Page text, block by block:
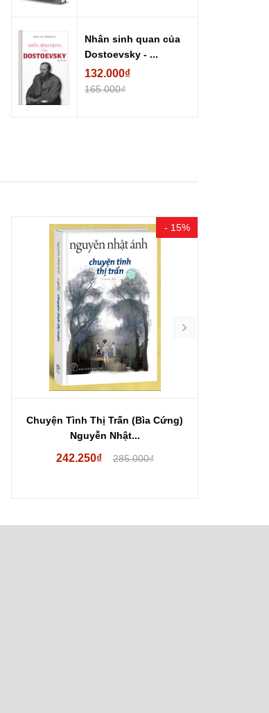
Nhân sinh quan của
Dostoevsky - ...
132.000₫
165.000₫
- 15%
Chuyện Tình Thị Trấn (Bìa Cứng)
Nguyễn Nhật...
242.250₫ 285.000₫